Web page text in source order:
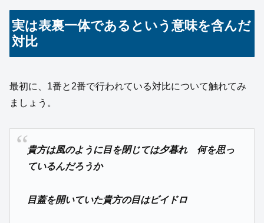
実は表裏一体であるという意味を含んだ
対比
最初に、1番と2番で行われている対比について触れてみ
ましょう。
貴方は風のように目を閉じては夕暮れ 何を思っ
ているんだろうか
目蓋を開いていた貴方の目はビイドロ